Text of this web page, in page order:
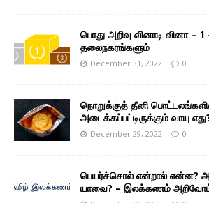
பொது அறிவு வினாடி வினா –
தலைநகரங்களும்
December 31, 2022 0
நொறுக்குத் தீனி
அடைக்கப்பட்டிருக்கும் வாயு
December 29, 2022 0
பெயர்ச்சொல் என்றால் என்ன?
யாவை? – இலக்கணம்